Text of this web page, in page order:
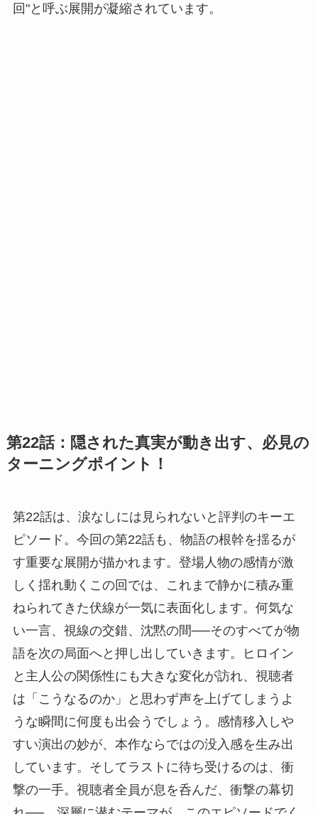
回"と呼ぶ展開が凝縮されています。
第22話：隠された真実が動き出す、必見の
ターニングポイント！
第22話は、涙なしには見られないと評判のキーエ
ピソード。今回の第22話も、物語の根幹を揺るが
す重要な展開が描かれます。登場人物の感情が激
しく揺れ動くこの回では、これまで静かに積み重
ねられてきた伏線が一気に表面化します。何気な
い一言、視線の交錯、沈黙の間──そのすべてが物
語を次の局面へと押し出していきます。ヒロイン
と主人公の関係性にも大きな変化が訪れ、視聴者
は「こうなるのか」と思わず声を上げてしまうよ
うな瞬間に何度も出会うでしょう。感情移入しや
すい演出の妙が、本作ならではの没入感を生み出
しています。そしてラストに待ち受けるのは、衝
撃の一手。視聴者全員が息を呑んだ、衝撃の幕切